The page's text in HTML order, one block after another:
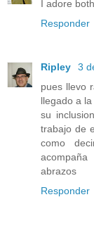
I adore
Responder
Ripley
3
pues llevo
llegado a
su
trabajo de
como
abrazos
Responder